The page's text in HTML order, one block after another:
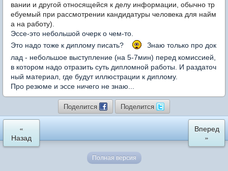
вании и другой относящейся к делу информации, обычно тр
ебуемый при рассмотрении кандидатуры человека для найм
а на работу).
Эссе-это небольшой очерк о чем-то.
Это надо тоже к диплому писать?
Знаю только про док
лад - небольшое выступление (на 5-7мин) перед комиссией,
в котором надо отразить суть дипломной работы. И раздаточ
ный материал, где будут иллюстрации к диплому.
Про резюме и эссе ничего не знаю...
Поделится Поделится
«
Назад
Вперед
»
Полная версия